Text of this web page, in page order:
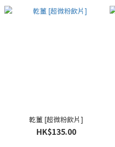
乾薑 [超微粉飲片]
HK$135.00